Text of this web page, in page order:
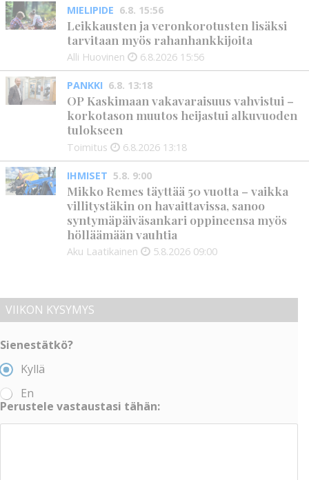
MIELIPIDE 6.8. 15:56
Leikkausten ja veronkorotusten lisäksi
tarvitaan myös rahanhankkijoita
Alli Huovinen 6.8.2026 15:56
PANKKI 6.8. 13:18
OP Kaskimaan vakavaraisuus vahvistui –
korkotason muutos heijastui alkuvuoden
tulokseen
Toimitus 6.8.2026 13:18
IHMISET 5.8. 9:00
Mikko Remes täyttää 50 vuotta – vaikka
villitystäkin on havaittavissa, sanoo
syntymäpäiväsankari oppineensa myös
hölläämään vauhtia
Aku Laatikainen 5.8.2026 09:00
VIIKON KYSYMYS
Sienestätkö?
Kyllä
En
Perustele vastaustasi tähän: